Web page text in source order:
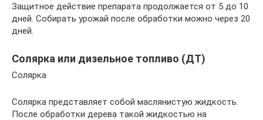
Защитное действие препарата продолжается от 5 до 10
дней. Собирать урожай после обработки можно через 20
дней.
Солярка или дизельное топливо (ДТ)
Солярка
Солярка представляет собой маслянистую жидкость.
После обработки дерева такой жидкостью на